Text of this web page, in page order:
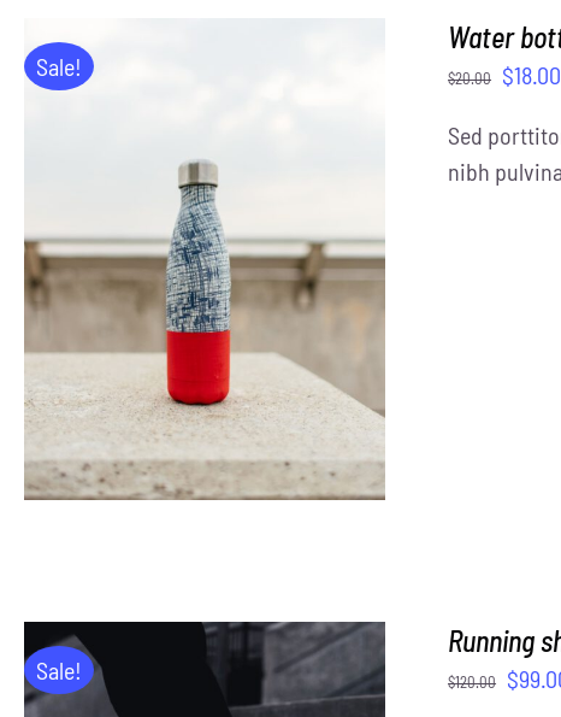
Sale!
ADD TO CART / DETAILS
Water
$20.00 $18.00
Sed
nibh
Sale!
Running
$120.00 $